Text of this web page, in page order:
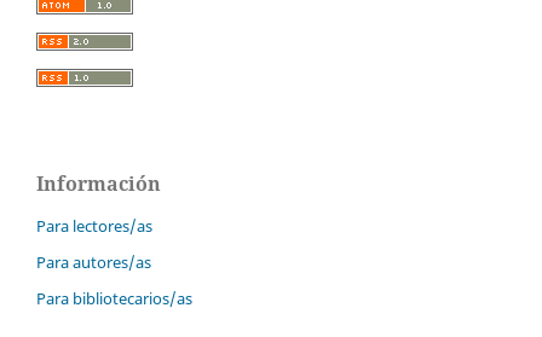
Información
Para lectores/as
Para autores/as
Para bibliotecarios/as